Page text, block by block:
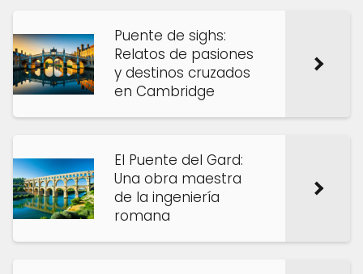
Puente de sighs:
Relatos de pasiones
y destinos cruzados
en Cambridge
El Puente del Gard:
Una obra maestra
de la ingeniería
romana